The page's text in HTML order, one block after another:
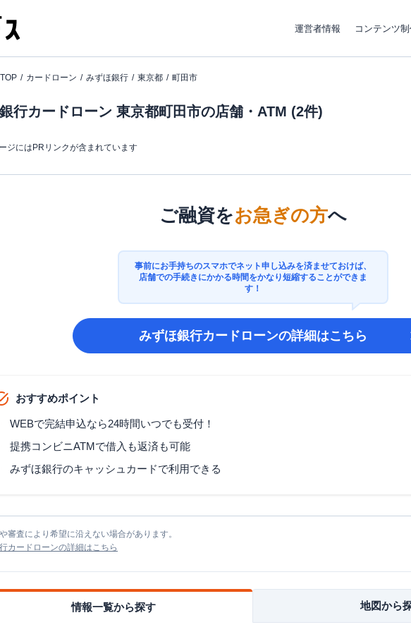
運営者情報 コンテンツ
カードローン みずほ銀行 東京都 町田市
行カードローン 東京都町田市の店舗・ATM (2件)
ジにはPRリンクが含まれています
ご融資をお急ぎの方へ
事前にお手持ちのスマホでネット申し込みを済ませておけば、
店舗での手続きにかかる時間をかなり短縮することができま
す！
みずほ銀行カードローンの詳細はこちら
おすすめポイント
WEBで完結申込なら24時間いつでも受付！
提携コンビニATMで借入も返済も可能
みずほ銀行のキャッシュカードで利用できる
審査により希望に沿えない場合があります。
カードローンの詳細はこちら
情報一覧から探す 地図から